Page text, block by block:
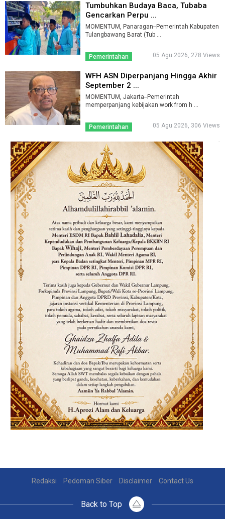
Tumbuhkan Budaya Baca, Tubaba
Gencarkan Perpu ...
MOMENTUM, Panaragan--Pemerintah Kabupaten
Tulangbawang Barat (Tub ...
Pemerintahan 05 Agu 2026, 278 Views
WFH ASN Diperpanjang Hingga Akhir
September 2 ...
MOMENTUM, Jakarta--Pemerintah
memperpanjang kebijakan work from h ...
Pemerintahan 05 Agu 2026, 306 Views
Redaksi Pedoman Siber Disclaimer Contact Us
Back to Top